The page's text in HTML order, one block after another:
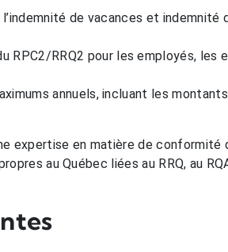
de vacances et indemnité
RPC2/RRQ2 pour les employés, les
annuels, incluant les
expertise en matière de conformité
au Québec liées au RRQ, au